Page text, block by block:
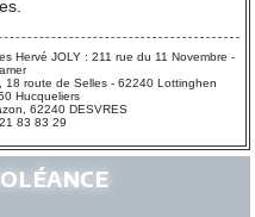
Hervé JOLY : 211 rue du 11 Novembre -
18 route de Selles - 62240 Lottinghen
Hucqueliers
62240 DESVRES
83 83 29